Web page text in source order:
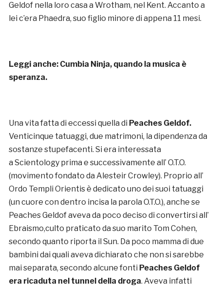
Geldof nella loro casa a Wrotham, nel Kent. Accanto a
lei c’era Phaedra, suo figlio minore di appena 11 mesi.
Leggi anche: Cumbia Ninja, quando la musica è
speranza.
Una vita fatta di eccessi quella di Peaches Geldof.
Venticinque tatuaggi, due matrimoni, la dipendenza da
sostanze stupefacenti. Si era interessata
a Scientology prima e successivamente all’ O.T.O.
(movimento fondato da Alesteir Crowley). Proprio all’
Ordo Templi Orientis è dedicato uno dei suoi tatuaggi
(un cuore con dentro incisa la parola O.T.O.), anche se
Peaches Geldof aveva da poco deciso di convertirsi all’
Ebraismo,culto praticato da suo marito Tom Cohen,
secondo quanto riporta il Sun. Da poco mamma di due
bambini dai quali aveva dichiarato che non si sarebbe
mai separata, secondo alcune fonti Peaches Geldof
era ricaduta nel tunnel della droga. Aveva infatti